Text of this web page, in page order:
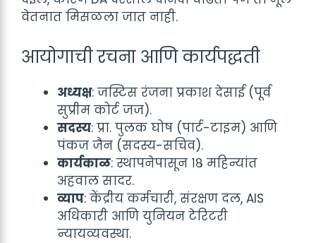
वेतनात मिसळला जात नाही.
आयोगाची रचना आणि कार्यपद्धती
अध्यक्ष: जस्टिस रंजना प्रकाश देसाई (पूर्व
सुप्रीम कोर्ट जज).
सदस्य: प्रा. पुलक घोष (पार्ट-टाइम) आणि
पंकज जैन (सदस्य-सचिव).
कार्यकाळ: स्थापनेपासून १८ महिन्यांत
अहवाल सादर.
व्याप: केंद्रीय कर्मचारी, संरक्षण दल, AIS
अधिकारी आणि युनियन टेरिटरी
न्यायव्यवस्था.